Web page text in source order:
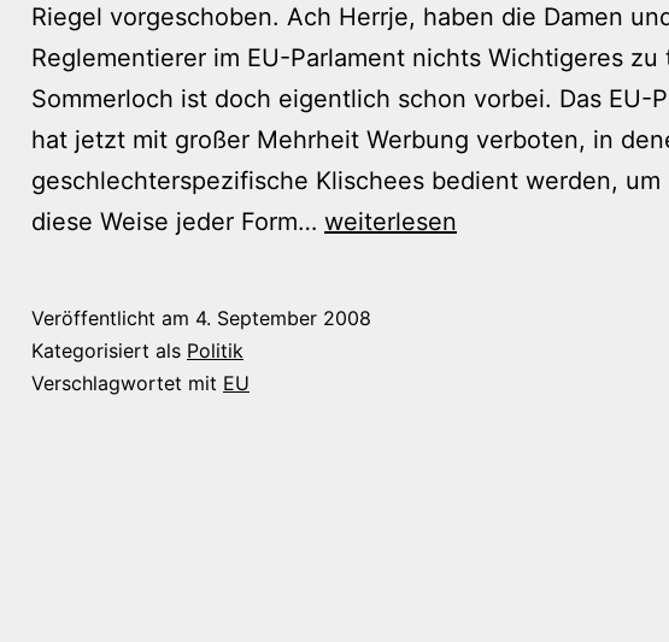
Riegel vorgeschoben. Ach Herrje, haben die Damen
Reglementierer im EU-Parlament nichts Wichtigeres zu
Sommerloch ist doch eigentlich schon vorbei. Das EU-
hat jetzt mit großer Mehrheit Werbung verboten, in
geschlechterspezifische Klischees bedient werden, um
diese Weise jeder Form… EU
weiterlesen
Veröffentlicht am 4. September 2008
Kategorisiert als Politik
Verschlagwortet mit EU